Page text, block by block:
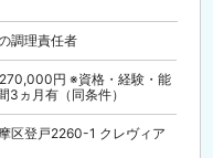
調理責任者
円 ※資格・経験・能
3ヵ月有（同条件）
区登戸2260-1 クレヴィア